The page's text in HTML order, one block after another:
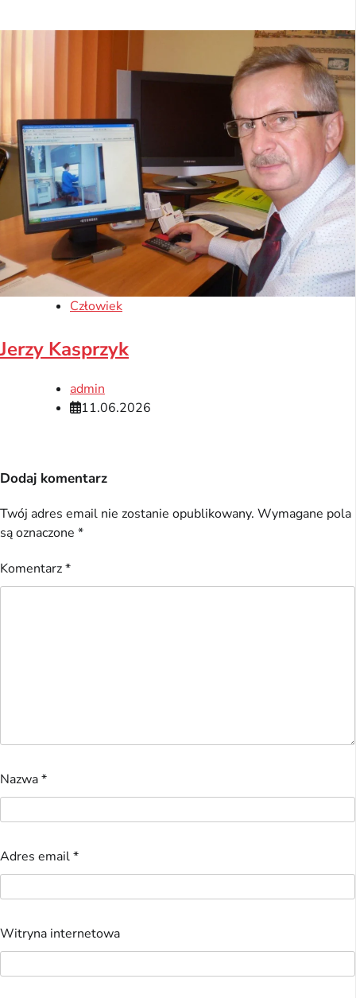
Człowiek
Jerzy Kasprzyk
admin
11.06.2026
Dodaj komentarz
Twój adres email nie zostanie opublikowany. Wymagane pola
są oznaczone *
Komentarz*
Nazwa*
Adres email*
Witryna internetowa